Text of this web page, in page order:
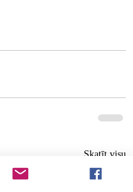
Skatīt visu